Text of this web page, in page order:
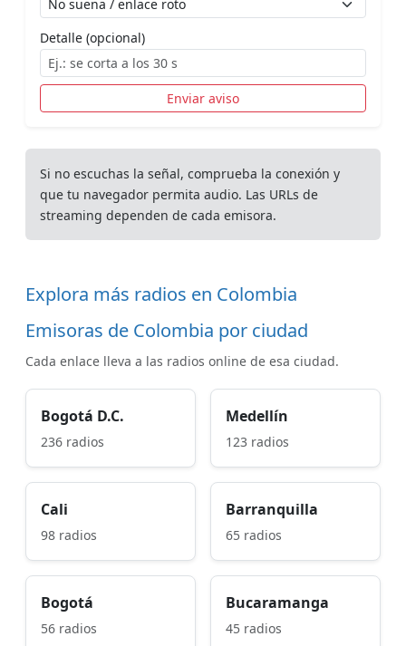
Detalle (opcional)
Enviar aviso
Si no escuchas la señal, comprueba la conexión y
que tu navegador permita audio. Las URLs de
streaming dependen de cada emisora.
Explora más radios en Colombia
Emisoras de Colombia por ciudad
Cada enlace lleva a las radios online de esa ciudad.
Bogotá D.C.
236 radios
Medellín
123 radios
Cali
98 radios
Barranquilla
65 radios
Bogotá
56 radios
Bucaramanga
45 radios